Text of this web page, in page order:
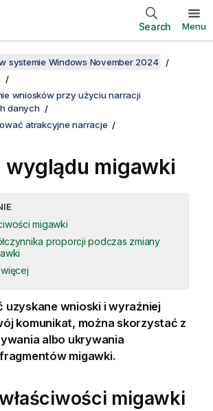
Search Menu
systemie Windows November 2024
wniosków przy użyciu narracji
danych
atrakcyjne narracje
wyglądu migawki
migawki
proporcji podczas zmiany
uzyskane wnioski i wyraźniej
komunikat, można skorzystać z
albo ukrywania
migawki.
migawki